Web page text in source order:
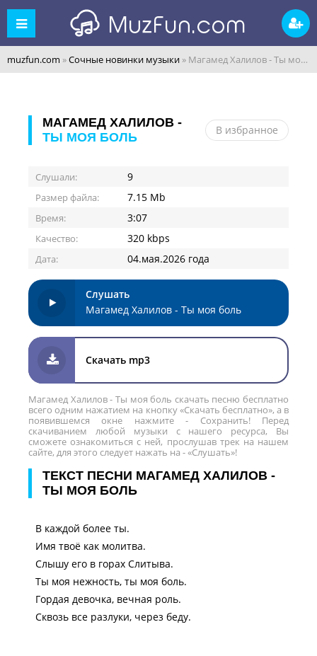
muzfun.com »Сочные новинки музыки » Магамед Халилов - Ты моя боль
МАГАМЕД ХАЛИЛОВ -
ТЫ МОЯ БОЛЬ
В избранное
Слушали: 9
Размер файла: 7.15 Mb
Время: 3:07
Качество: 320 kbps
Дата: 04.мая.2026 года
Слушать
Магамед Халилов - Ты моя боль
Скачать mp3
Магамед Халилов - Ты моя боль скачать песню бесплатно
всего одним нажатием на кнопку «Скачать бесплатно», а в
появившемся окне нажмите - Сохранить! Перед
скачиванием любой музыки с нашего ресурса, Вы
сможете ознакомиться с ней, прослушав трек на нашем
сайте, для этого следует нажать на - «Слушать»!
ТЕКСТ ПЕСНИ МАГАМЕД ХАЛИЛОВ -
ТЫ МОЯ БОЛЬ
В каждой более ты.
Имя твоё как молитва.
Слышу его в горах Слитыва.
Ты моя нежность, ты моя боль.
Гордая девочка, вечная роль.
Сквозь все разлуки, через беду.